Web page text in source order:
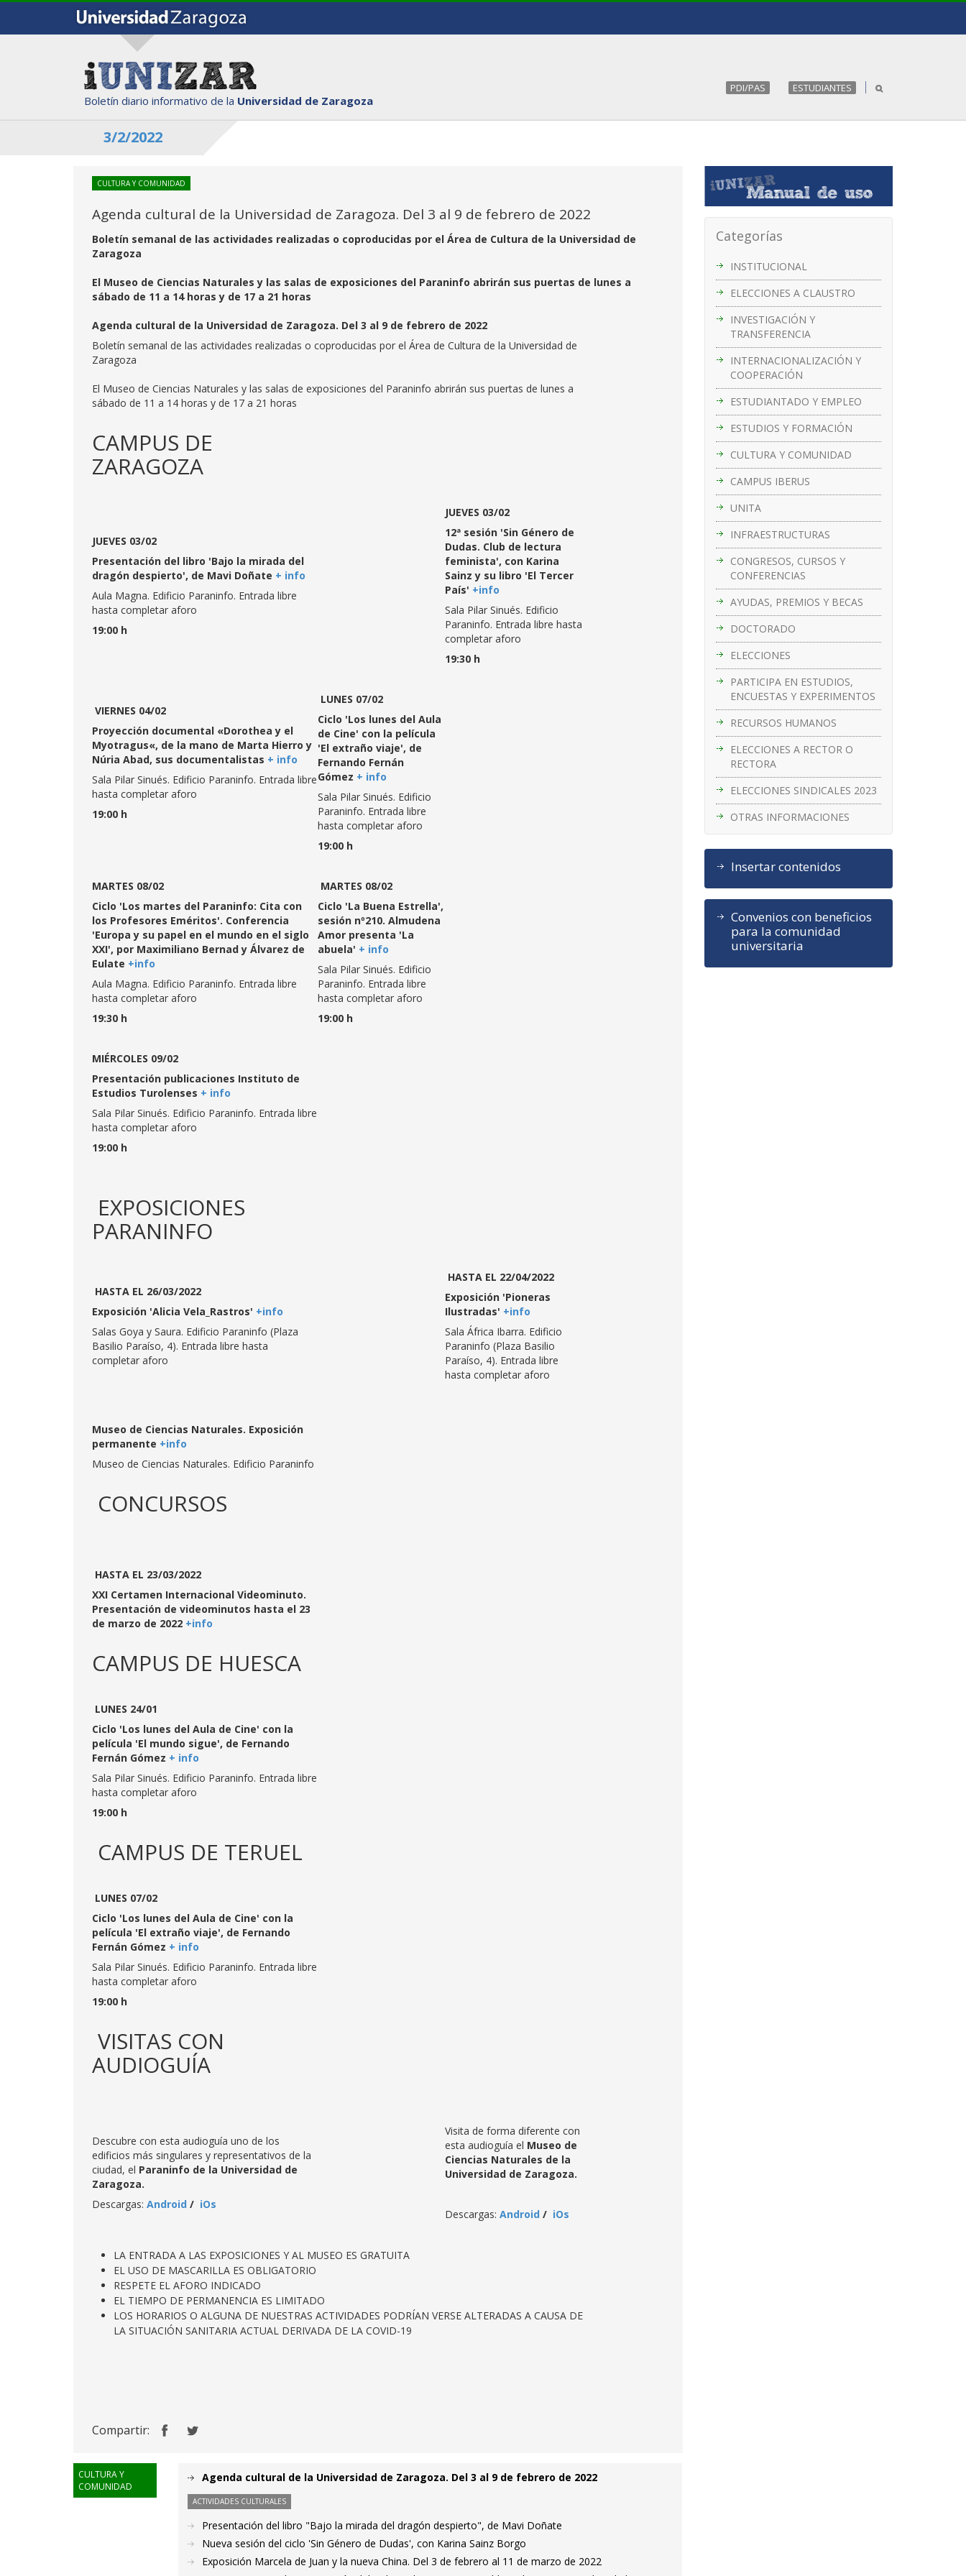
Boletín diario informativo de la Universidad de Zaragoza
PDI/PAS ESTUDIANTES
3/2/2022
Categorías
INSTITUCIONAL
ELECCIONES A CLAUSTRO
INVESTIGACIÓN Y
TRANSFERENCIA
INTERNACIONALIZACIÓN Y
COOPERACIÓN
ESTUDIANTADO Y EMPLEO
ESTUDIOS Y FORMACIÓN
CULTURA Y COMUNIDAD
CAMPUS IBERUS
UNITA
INFRAESTRUCTURAS
CONGRESOS, CURSOS Y
CONFERENCIAS
AYUDAS, PREMIOS Y BECAS
DOCTORADO
ELECCIONES
PARTICIPA EN ESTUDIOS,
ENCUESTAS Y EXPERIMENTOS
RECURSOS HUMANOS
ELECCIONES A RECTOR O
RECTORA
ELECCIONES SINDICALES 2023
OTRAS INFORMACIONES
Insertar contenidos
Convenios con beneficios
para la comunidad
universitaria
CULTURA Y COMUNIDAD
Agenda cultural de la Universidad de Zaragoza. Del 3 al 9 de febrero de 2022
Boletín semanal de las actividades realizadas o coproducidas por el Área de Cultura de la Universidad de
Zaragoza
El Museo de Ciencias Naturales y las salas de exposiciones del Paraninfo abrirán sus puertas de lunes a
sábado de 11 a 14 horas y de 17 a 21 horas
Agenda cultural de la Universidad de Zaragoza. Del 3 al 9 de febrero de 2022
Boletín semanal de las actividades realizadas o coproducidas por el Área de Cultura de la Universidad de
Zaragoza
El Museo de Ciencias Naturales y las salas de exposiciones del Paraninfo abrirán sus puertas de lunes a
sábado de 11 a 14 horas y de 17 a 21 horas
CAMPUS DE
ZARAGOZA
JUEVES 03/02
Presentación del libro 'Bajo la mirada del
dragón despierto', de Mavi Doñate + info
Aula Magna. Edificio Paraninfo. Entrada libre
hasta completar aforo
19:00 h
JUEVES 03/02
12ª sesión 'Sin Género de
Dudas. Club de lectura
feminista', con Karina
Sainz y su libro 'El Tercer
País' +info
Sala Pilar Sinués. Edificio
Paraninfo. Entrada libre hasta
completar aforo
19:30 h
VIERNES 04/02
Proyección documental «Dorothea y el
Myotragus«, de la mano de Marta Hierro y
Núria Abad, sus documentalistas + info
Sala Pilar Sinués. Edificio Paraninfo. Entrada libre
hasta completar aforo
19:00 h
LUNES 07/02
Ciclo 'Los lunes del Aula
de Cine' con la película
'El extraño viaje', de
Fernando Fernán
Gómez + info
Sala Pilar Sinués. Edificio
Paraninfo. Entrada libre
hasta completar aforo
19:00 h
MARTES 08/02
Ciclo 'Los martes del Paraninfo: Cita con
los Profesores Eméritos'. Conferencia
'Europa y su papel en el mundo en el siglo
XXI', por Maximiliano Bernad y Álvarez de
Eulate +info
Aula Magna. Edificio Paraninfo. Entrada libre
hasta completar aforo
19:30 h
MARTES 08/02
Ciclo 'La Buena Estrella',
sesión nº210. Almudena
Amor presenta 'La
abuela' + info
Sala Pilar Sinués. Edificio
Paraninfo. Entrada libre
hasta completar aforo
19:00 h
MIÉRCOLES 09/02
Presentación publicaciones Instituto de
Estudios Turolenses + info
Sala Pilar Sinués. Edificio Paraninfo. Entrada libre
hasta completar aforo
19:00 h
EXPOSICIONES
PARANINFO
HASTA EL 26/03/2022
Exposición 'Alicia Vela_Rastros' +info
Salas Goya y Saura. Edificio Paraninfo (Plaza
Basilio Paraíso, 4). Entrada libre hasta
completar aforo
HASTA EL 22/04/2022
Exposición 'Pioneras
Ilustradas' +info
Sala África Ibarra. Edificio
Paraninfo (Plaza Basilio
Paraíso, 4). Entrada libre
hasta completar aforo
Museo de Ciencias Naturales. Exposición
permanente +info
Museo de Ciencias Naturales. Edificio Paraninfo
CONCURSOS
HASTA EL 23/03/2022
XXI Certamen Internacional Videominuto.
Presentación de videominutos hasta el 23
de marzo de 2022 +info
CAMPUS DE HUESCA
LUNES 24/01
Ciclo 'Los lunes del Aula de Cine' con la
película 'El mundo sigue', de Fernando
Fernán Gómez + info
Sala Pilar Sinués. Edificio Paraninfo. Entrada libre
hasta completar aforo
19:00 h
CAMPUS DE TERUEL
LUNES 07/02
Ciclo 'Los lunes del Aula de Cine' con la
película 'El extraño viaje', de Fernando
Fernán Gómez + info
Sala Pilar Sinués. Edificio Paraninfo. Entrada libre
hasta completar aforo
19:00 h
VISITAS CON
AUDIOGUÍA
Descubre con esta audioguía uno de los
edificios más singulares y representativos de la
ciudad, el Paraninfo de la Universidad de
Zaragoza.
Descargas: Android / iOs
Visita de forma diferente con
esta audioguía el Museo de
Ciencias Naturales de la
Universidad de Zaragoza.
Descargas: Android / iOs
LA ENTRADA A LAS EXPOSICIONES Y AL MUSEO ES GRATUITA
EL USO DE MASCARILLA ES OBLIGATORIO
RESPETE EL AFORO INDICADO
EL TIEMPO DE PERMANENCIA ES LIMITADO
LOS HORARIOS O ALGUNA DE NUESTRAS ACTIVIDADES PODRÍAN VERSE ALTERADAS A CAUSA DE
LA SITUACIÓN SANITARIA ACTUAL DERIVADA DE LA COVID-19
Compartir:
CULTURA Y
COMUNIDAD
Agenda cultural de la Universidad de Zaragoza. Del 3 al 9 de febrero de 2022
ACTIVIDADES CULTURALES
Presentación del libro "Bajo la mirada del dragón despierto", de Mavi Doñate
Nueva sesión del ciclo 'Sin Género de Dudas', con Karina Sainz Borgo
Exposición Marcela de Juan y la nueva China. Del 3 de febrero al 11 de marzo de 2022